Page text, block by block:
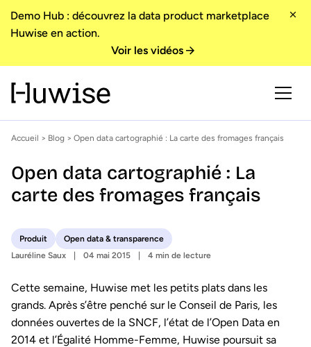
Demo Hub : découvrez la data product marketplace
Huwise en action.
Voir les vidéos
Accueil > Blog > Open data cartographié : La carte des fromages français
Open data cartographié : La
carte des fromages français
Produit
Open data & transparence
Lauréline Saux
04 mai 2015 4 min de lecture
Cette semaine, Huwise met les petits plats dans les
grands. Après s’être penché sur le Conseil de Paris, les
données ouvertes de la SNCF, l’état de l’Open Data en
2014 et l’Égalité Homme-Femme, Huwise poursuit sa